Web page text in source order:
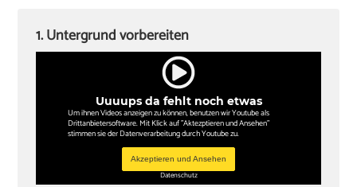
Stichsäge und Kappsäge
Uuuups da fehlt noch etwas
Um ihnen Videos anzeigen zu können, benutzen wir Youtube als
Drittanbietersoftware. Mit Klick auf "Aktezptieren und Ansehen"
stimmen sie der Datenverarbeitung durch Youtube zu.
Akzeptieren und Ansehen
Datenschutz
1. Untergrund vorbereiten